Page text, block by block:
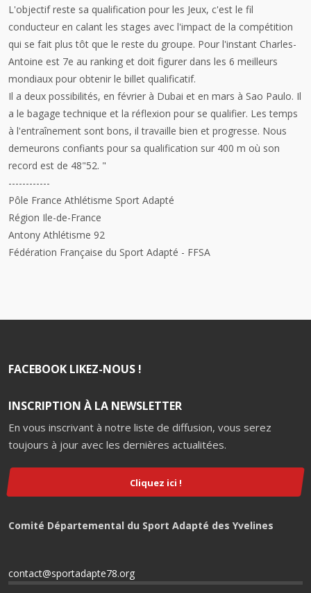
L'objectif reste sa qualification pour les Jeux, c'est le fil
conducteur en calant les stages avec l'impact de la compétition
qui se fait plus tôt que le reste du groupe. Pour l'instant Charles-
Antoine est 7e au ranking et doit figurer dans les 6 meilleurs
mondiaux pour obtenir le billet qualificatif.
Il a deux possibilités, en février à Dubai et en mars à Sao Paulo. Il
a le bagage technique et la réflexion pour se qualifier. Les temps
à l'entraînement sont bons, il travaille bien et progresse. Nous
demeurons confiants pour sa qualification sur 400 m où son
record est de 48"52. "
------------
Pôle France Athlétisme Sport Adapté
Région Ile-de-France
Antony Athlétisme 92
Fédération Française du Sport Adapté - FFSA
FACEBOOK LIKEZ-NOUS !
INSCRIPTION À LA NEWSLETTER
En vous inscrivant à notre liste de diffusion, vous serez
toujours à jour avec les dernières actualitées.
Cliquez ici !
Comité Départemental du Sport Adapté des Yvelines
contact@sportadapte78.org